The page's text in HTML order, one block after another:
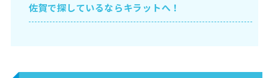
佐賀で探しているならキラットへ！